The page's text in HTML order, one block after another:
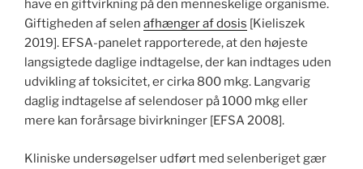
have en giftvirkning på den menneskelige organisme.
Giftigheden af ​​selen afhænger af dosis [Kieliszek
2019]. EFSA-panelet rapporterede, at den højeste
langsigtede daglige indtagelse, der kan indtages uden
udvikling af toksicitet, er cirka 800 mkg. Langvarig
daglig indtagelse af selendoser på 1000 mkg eller
mere kan forårsage bivirkninger [EFSA 2008].
Kliniske undersøgelser udført med selenberiget gær